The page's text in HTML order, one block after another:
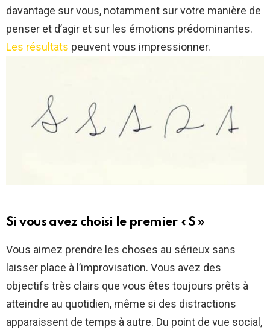
davantage sur vous, notamment sur votre manière de
penser et d’agir et sur les émotions prédominantes.
Les résultats peuvent vous impressionner.
Si vous avez choisi le premier « S »
Vous aimez prendre les choses au sérieux sans
laisser place à l’improvisation. Vous avez des
objectifs très clairs que vous êtes toujours prêts à
atteindre au quotidien, même si des distractions
apparaissent de temps à autre. Du point de vue social,